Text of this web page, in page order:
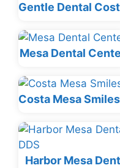
Gentle Dental
Mesa Dental
Costa Mesa
Harbor Mesa